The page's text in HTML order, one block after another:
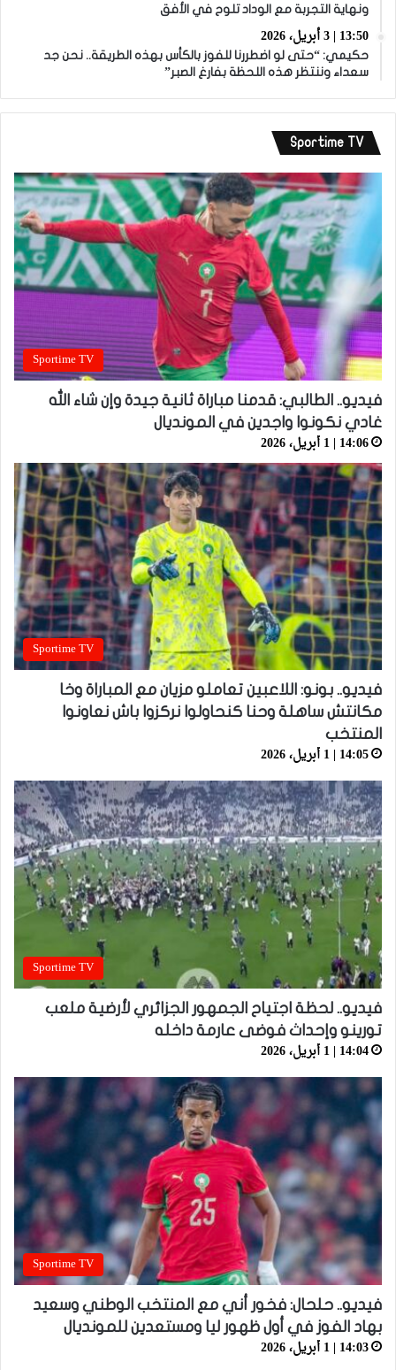
ونهاية التجربة مع الوداد تلوح في الأفق
13:50 | 3 أبريل، 2026
حكيمي: “حتى لو اضطررنا للفوز بالكأس بهذه الطريقة.. نحن جد
سعداء وننتظر هذه اللحظة بفارغ الصبر”
Sportime TV
Sportime TV
فيديو.. الطالبي: قدمنا مباراة ثانية جيدة وإن شاء الله
غادي نكونوا واجدين في المونديال
14:06 | 1 أبريل، 2026
Sportime TV
فيديو.. بونو: اللاعبين تعاملو مزيان مع المباراة وخا
مكانتش ساهلة وحنا كنحاولوا نركزوا باش نعاونوا
المنتخب
14:05 | 1 أبريل، 2026
Sportime TV
فيديو.. لحظة اجتياح الجمهور الجزائري لأرضية ملعب
تورينو وإحداث فوضى عارمة داخله
14:04 | 1 أبريل، 2026
Sportime TV
فيديو.. حلحال: فخور أني مع المنتخب الوطني وسعيد
بهاد الفوز في أول ظهور ليا ومستعدين للمونديال
14:03 | 1 أبريل، 2026